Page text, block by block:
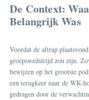
De Context:
Belangrijk Was
Voordat de aftrap
groepswedstrijd zou zijn.
bewijzen op het grootste
een terugkeer naar de WK-
gedragen door de